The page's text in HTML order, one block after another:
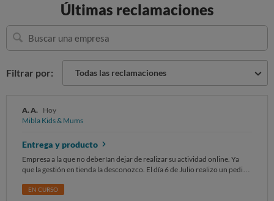
Últimas reclamaciones
Buscar
una
Filtrar por:
Todas las reclamaciones
A. A. Hoy
Mibla Kids & Mums
Entrega y producto
Empresa a la que no deberían dejar de realizar su actividad online. Ya
que la gestión en tienda la desconozco. El día 6 de Julio realizo un pedido
nadie contesta y llamadas al teléfono de la tienda, recibo solo parte de el ,
EN CURSO